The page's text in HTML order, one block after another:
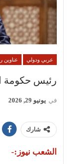
عربي ودولي عناوين
رئيس حكومة
في يونيو 29, 2026
شارك
الشعب نيوز:-